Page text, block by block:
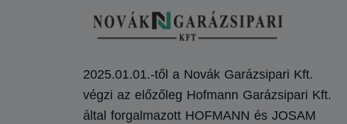
2025.01.01.-től a Novák Garázsipari Kft.
végzi az előzőleg Hofmann Garázsipari Kft.
által forgalmazott HOFMANN és JOSAM